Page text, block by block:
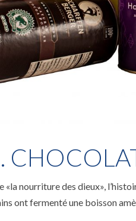
«la nourriture des dieux»,
ont fermenté une boisson